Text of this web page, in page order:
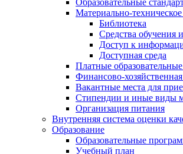
Образовательные
Материально-
Библиотека
Средства обучения
Доступ к
Доступная среда
Платные
Финансово-хозяйственная
Вакантные места для
Стипендии и иные виды
Организация питания
Внутренняя система оценки
Образование
Образовательные
Учебный план